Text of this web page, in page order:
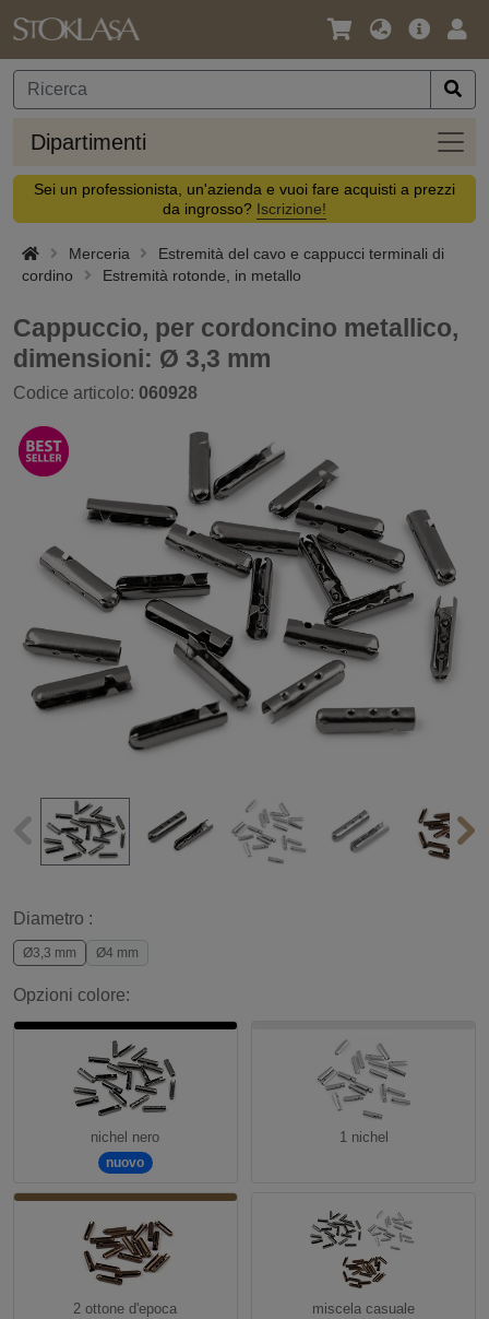
Lingua
Valuta
Offerta
Dipartimenti
Sei un professionista, un'azienda e vuoi fare acquisti a prezzi
da ingrosso? Iscrizione!
Merceria
Estremità del cavo e cappucci terminali di
cordino
Estremità rotonde, in metallo
Cappuccio, per cordoncino metallico,
dimensioni: Ø 3,3 mm
Codice articolo: 060928
Diametro :
Ø3,3 mm Ø4 mm
Opzioni colore:
nichel nero
nuovo
1 nichel
2 ottone d'epoca miscela casuale